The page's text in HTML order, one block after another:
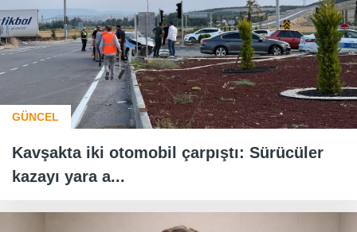
GÜNCEL
Kavşakta iki otomobil çarpıştı: Sürücüler
kazayı yara a...